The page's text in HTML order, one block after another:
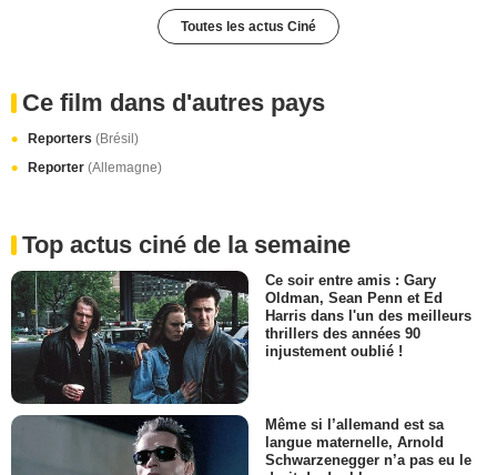
Toutes les actus Ciné
Ce film dans d'autres pays
Reporters (Brésil)
Reporter (Allemagne)
Top actus ciné de la semaine
Ce soir entre amis : Gary
Oldman, Sean Penn et Ed
Harris dans l'un des meilleurs
thrillers des années 90
injustement oublié !
Même si l’allemand est sa
langue maternelle, Arnold
Schwarzenegger n’a pas eu le